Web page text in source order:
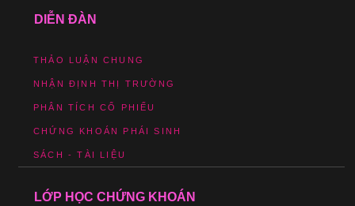
DIỄN ĐÀN
THẢO LUẬN CHUNG
NHẬN ĐỊNH THỊ TRƯỜNG
PHÂN TÍCH CỔ PHIẾU
CHỨNG KHOÁN PHÁI SINH
SÁCH - TÀI LIỆU
LỚP HỌC CHỨNG KHOÁN